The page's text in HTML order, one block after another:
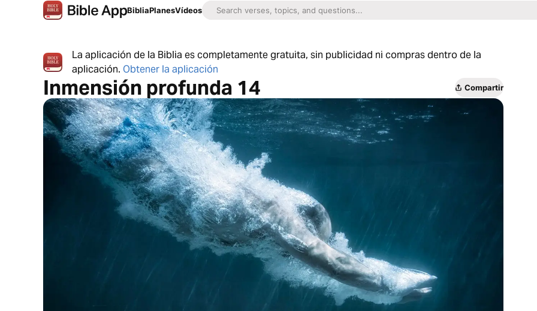
BibliaPlanesVídeos
La aplicación de la Biblia es completamente gratuita, sin publicidad ni compras dentro de la
aplicación. Obtener la aplicación
Inmensión profunda 14 Compartir